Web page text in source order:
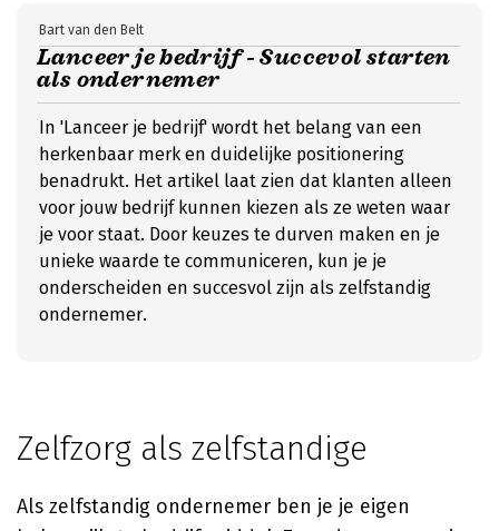
Lanceer je bedrijf - Succevol starten
als ondernemer
Bart van den Belt
In 'Lanceer je bedrijf' wordt het belang van een
herkenbaar merk en duidelijke positionering
benadrukt. Het artikel laat zien dat klanten alleen
voor jouw bedrijf kunnen kiezen als ze weten waar
je voor staat. Door keuzes te durven maken en je
unieke waarde te communiceren, kun je je
onderscheiden en succesvol zijn als zelfstandig
ondernemer.
Zelfzorg als zelfstandige
Als zelfstandig ondernemer ben je je eigen